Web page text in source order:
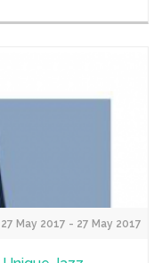
27 May 2017 - 27 May 2017